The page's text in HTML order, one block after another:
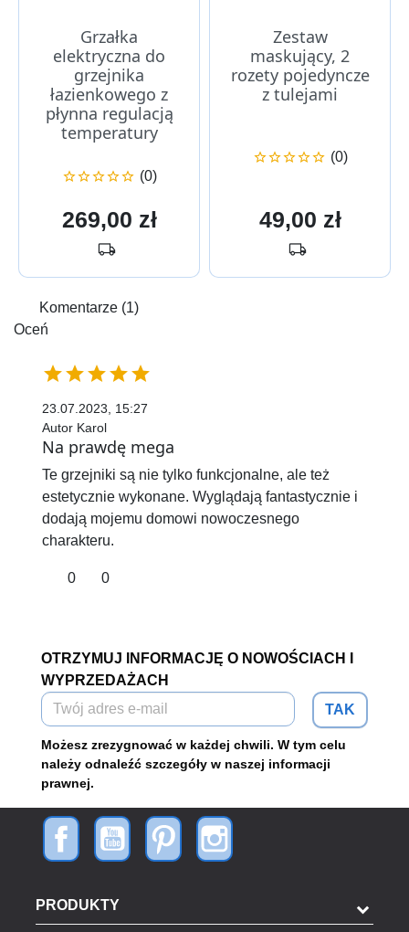
Grzałka
elektryczna do
grzejnika
łazienkowego z
płynna regulacją
temperatury
 (0)
Cena
269,00 zł
local_shipping
Zestaw
maskujący, 2
rozety pojedyncze
z tulejami
 (0)
Cena
49,00 zł
local_shipping
Komentarze (1)
Oceń

23.07.2023, 15:27
Autor Karol
Na prawdę mega
Te grzejniki są nie tylko funkcjonalne, ale też
estetycznie wykonane. Wyglądają fantastycznie i
dodają mojemu domowi nowoczesnego
charakteru.
0 0
OTRZYMUJ INFORMACJĘ O NOWOŚCIACH I
WYPRZEDAŻACH
TAK
Możesz zrezygnować w każdej chwili. W tym celu
należy odnaleźć szczegóły w naszej informacji
prawnej.
PRODUKTY